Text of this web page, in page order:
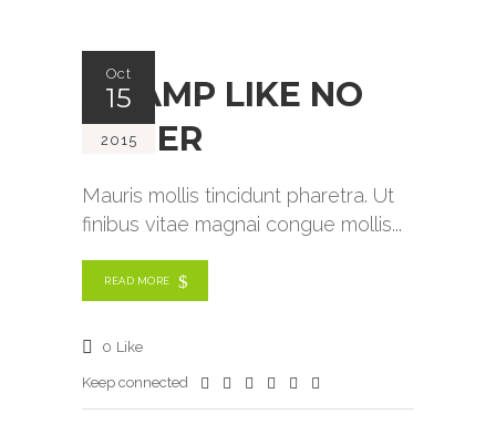
Oct
15
2015
A LAMP LIKE NO
OTHER
Mauris mollis tincidunt pharetra. Ut
finibus vitae magnai congue mollis
READ MORE
0 Like
Keep connected